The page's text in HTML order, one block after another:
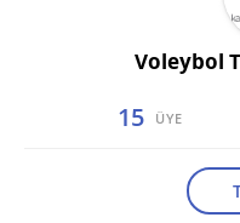
Voleybol
15 ÜYE